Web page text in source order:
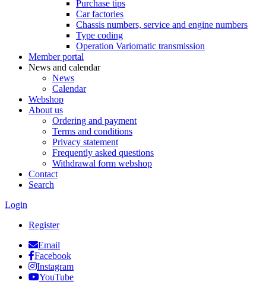
Purchase tips
Car factories
Chassis numbers, service and engine numbers
Type coding
Operation Variomatic transmission
Member portal
News and calendar
News
Calendar
Webshop
About us
Ordering and payment
Terms and conditions
Privacy statement
Frequently asked questions
Withdrawal form webshop
Contact
Search
Login
Register
Email
Facebook
Instagram
YouTube